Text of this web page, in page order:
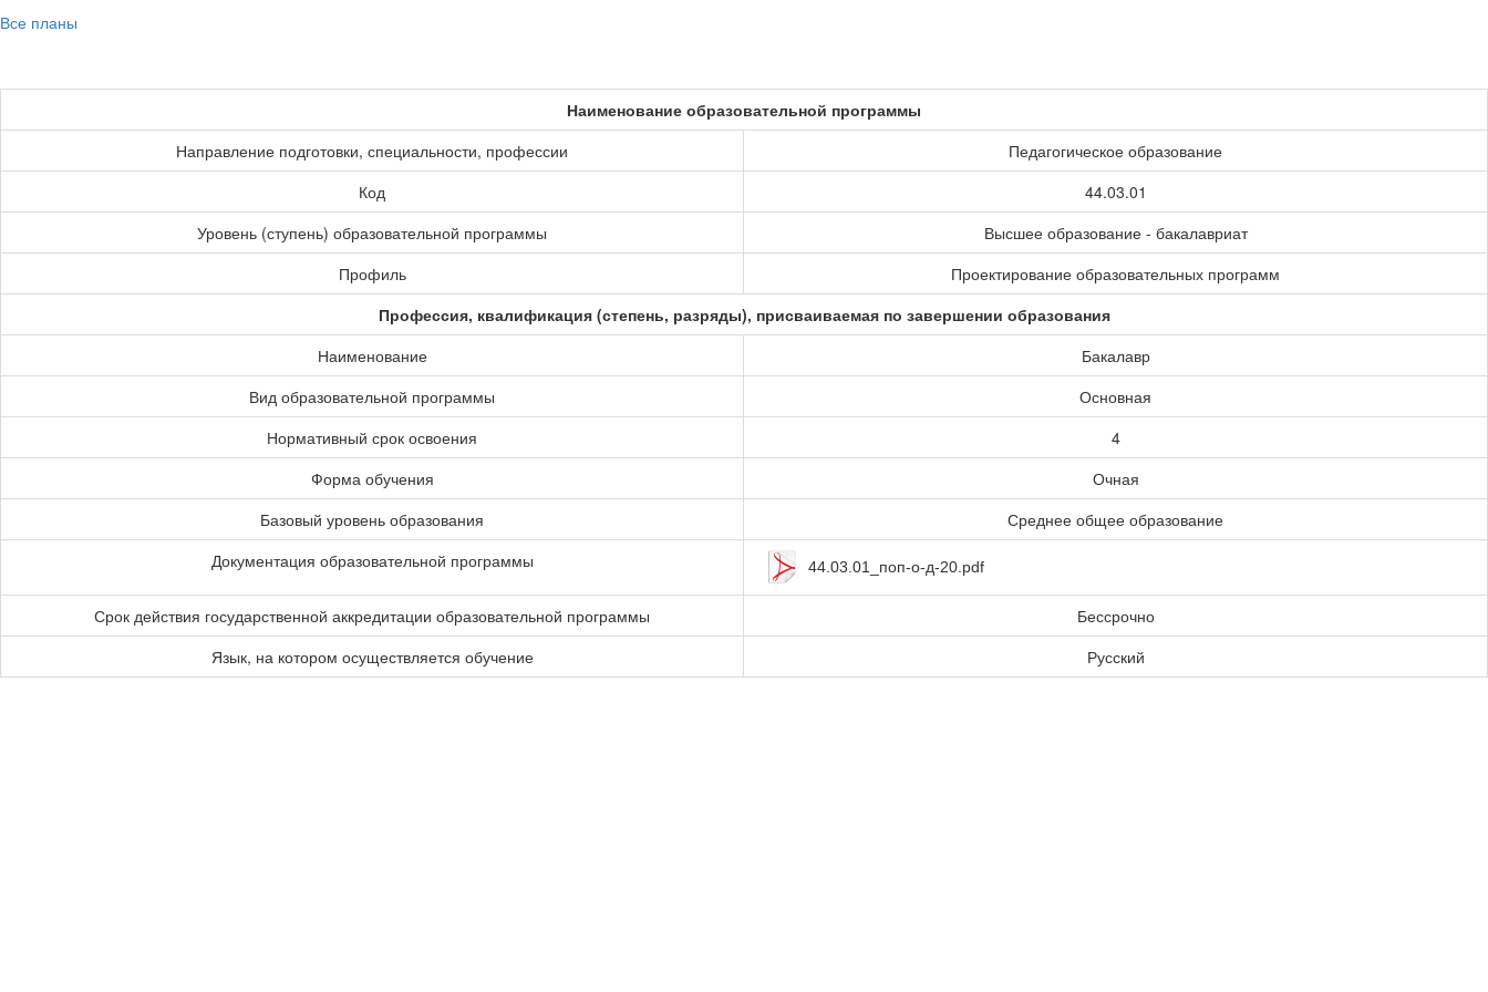
Все планы
Наименование образовательной программы
Направление подготовки, специальности, профессии
Педагогическое образование
Код
44.03.01
Уровень (ступень) образовательной программы
Высшее образование - бакалавриат
Профиль
Проектирование образовательных программ
Профессия, квалификация (степень, разряды), присваиваемая по завершении образования
Наименование
Бакалавр
Вид образовательной программы
Основная
Нормативный срок освоения
4
Форма обучения
Очная
Базовый уровень образования
Среднее общее образование
Документация образовательной программы
44.03.01_поп-о-д-20.pdf
Срок действия государственной аккредитации образовательной программы
Бессрочно
Язык, на котором осуществляется обучение
Русский